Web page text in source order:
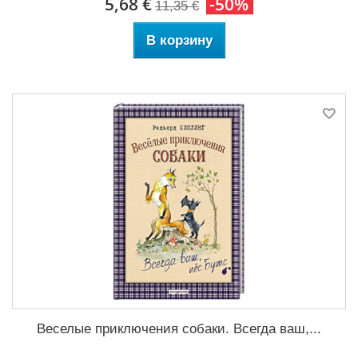
11,35 €
В корзину
Веселые приключения собаки. Всегда ваш,...